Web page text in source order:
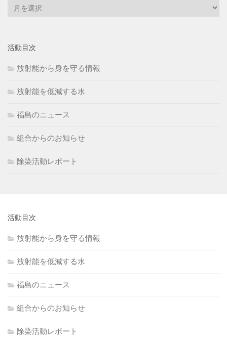
活動目次
放射能から身を守る情報
放射能を低減する水
福島のニュース
組合からのお知らせ
除染活動レポート
活動目次
放射能から身を守る情報
放射能を低減する水
福島のニュース
組合からのお知らせ
除染活動レポート